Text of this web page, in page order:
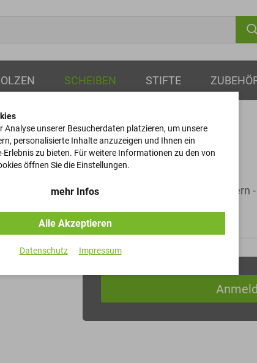
SCHEIBEN STIFTE
Federringe
DIN 127 - Fe/Zn8/Cn/T0+Tempern -
Artikel-Nr.
Analyse unserer Besucherdaten platzieren, um unsere
personalisierte Inhalte anzuzeigen und Ihnen ein
zu bieten. Für weitere Informationen zu den von
öffnen Sie die Einstellungen.
mehr Infos
Alle Akzeptieren
Datenschutz Impressum